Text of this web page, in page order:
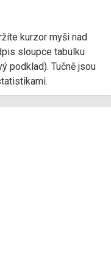
kurzor myši nad
sloupce tabulku
podklad). Tučně jsou